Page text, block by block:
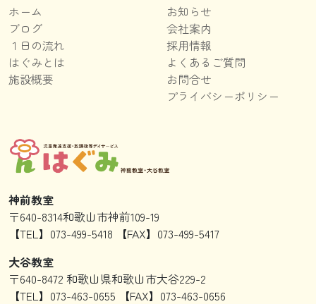
神前教室
〒640-8314和歌山市神前109-19
【TEL】073-499-5418 【FAX】073-499-5417
大谷教室
〒640-8472 和歌山県和歌山市大谷229-2
【TEL】073-463-0655 【FAX】073-463-0656
ホーム
ブログ
１日の流れ
はぐみとは
施設概要
お知らせ
会社案内
採用情報
よくあるご質問
お問合せ
プライバシーポリシー